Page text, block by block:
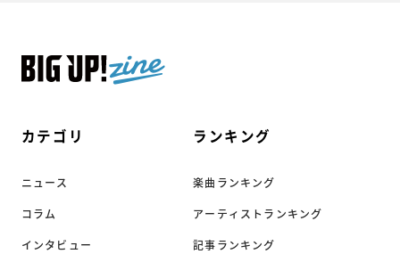
カテゴリ
ニュース
コラム
インタビュー
ランキング
楽曲ランキング
アーティストランキング
記事ランキング